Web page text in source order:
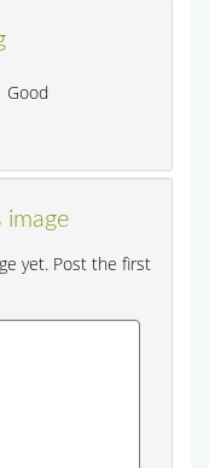
Good
yet. Post the first